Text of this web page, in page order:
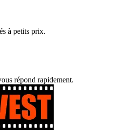
à petits prix.
répond rapidement.